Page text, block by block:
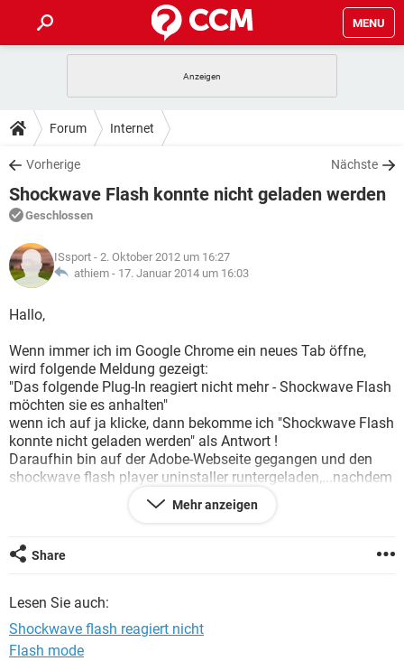
MENU
ANDROID
WINDOWS 10
WHATSAPP TIKTOK
FACEBOOK
TIPPS & TRICKS
SPIELE
WINDOWS 10
WHATSAPP
FACEBOOK HARDWARE
DOWNLOADS
SPIELE STREAMING
ANDROID
WINDOWS 10 INSTAGRAM
WHATSAPP
FACEBOOK
FORUM
SPIELE
ANDROID IOS
FACEBOOK
LEXIKON
SPIELE
ANDROID
WINDOWS 10 INSTAGRAM
WHATSAPP TIKTOK
FACEBOOK
Forum Internet
Vorherige Nächste
Shockwave Flash konnte nicht geladen werden
Geschlossen
ISsport - 2. Oktober 2012 um 16:27
athiem - 17. Januar 2014 um 16:03
Hallo,
Wenn immer ich im Google Chrome ein neues Tab öffne,
wird folgende Meldung gezeigt:
"Das folgende Plug-In reagiert nicht mehr - Shockwave Flash
möchten sie es anhalten"
wenn ich auf ja klicke, dann bekomme ich "Shockwave Flash
konnte nicht geladen werden" als Antwort !
Daraufhin bin auf der Adobe-Webseite gegangen und den
shockwave flash player uninstaller runtergeladen,...nachdem
ich ihn deinstalliert hatte, habe ich meinen Rechner neu
gestartet, um festzustellen, dass die Meldung noch
Wie kann ich diese blöde Meldung endgültig los werden ?
Vielen Dank
Mehr anzeigen
Share
Lesen Sie auch:
Shockwave flash reagiert nicht
Flash mode